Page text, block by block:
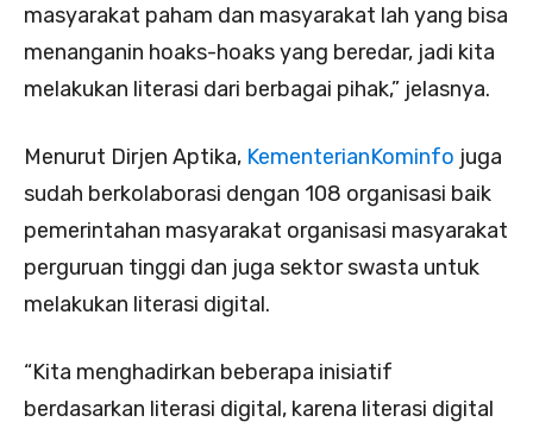
masyarakat paham dan masyarakat lah yang bisa
menanganin hoaks-hoaks yang beredar, jadi kita
melakukan literasi dari berbagai pihak,” jelasnya.
Menurut Dirjen Aptika, KementerianKominfo juga
sudah berkolaborasi dengan 108 organisasi baik
pemerintahan masyarakat organisasi masyarakat
perguruan tinggi dan juga sektor swasta untuk
melakukan literasi digital.
“Kita menghadirkan beberapa inisiatif
berdasarkan literasi digital, karena literasi digital